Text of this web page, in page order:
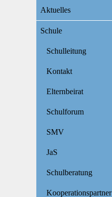
Navigation
Aktuelles
Schule
Schulleitung
Kontakt
Elternbeirat
Schulforum
SMV
JaS
Schulberatung
Kooperationspartner